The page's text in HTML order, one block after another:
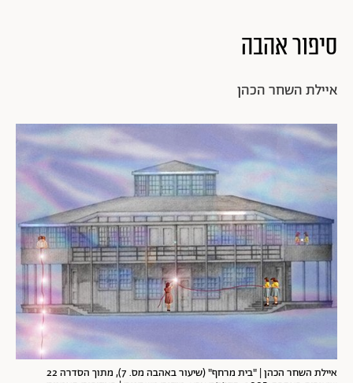
סיפור אהבה
איילת השחר הכהן
איילת השחר הכהן | "בית מרחף" (שיעור באהבה מס. 7), מתוך הסדרה 22